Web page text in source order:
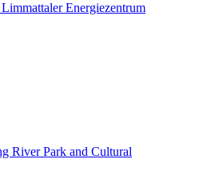
Energiezentrum
River Park and Cultural